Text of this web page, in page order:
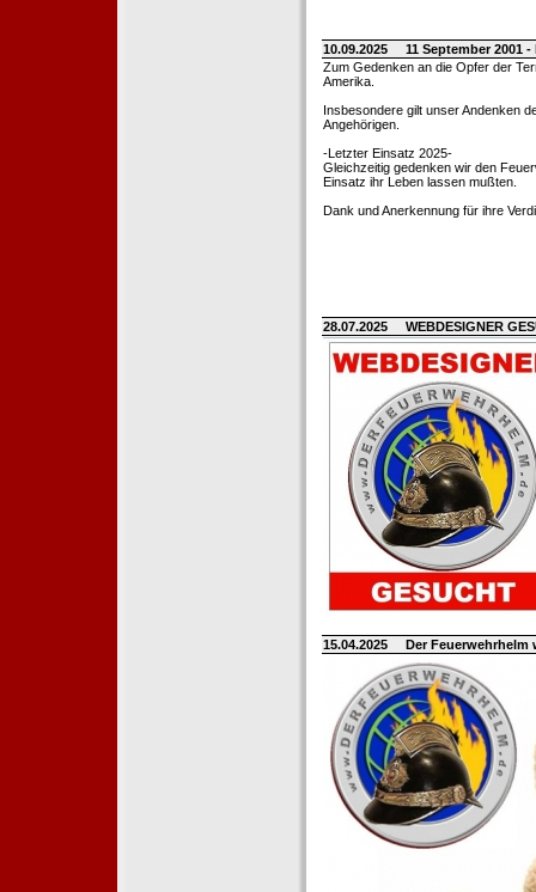
10.09.2025
11 September 2001
Zum Gedenken an die Opfer der
Amerika.
Insbesondere gilt unser Andenken
Angehörigen.
-Letzter Einsatz 2025-
Gleichzeitig gedenken wir den
Einsatz ihr Leben lassen mußten.
Dank und Anerkennung für ihre
28.07.2025 WEBDESIGNER
15.04.2025 Der